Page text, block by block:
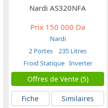
Nardi AS320NFA
Prix 150 000 Da
Nardi
2 Portes
235 Litres
Froid Statique Inverter
Offres de Vente (5)
Fiche
Similaires